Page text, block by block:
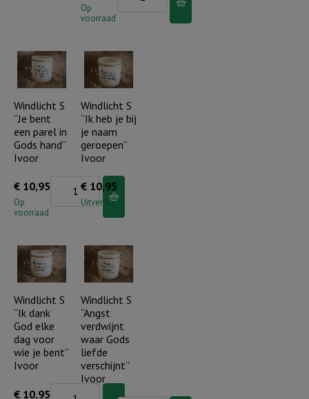
Op
voorraad
Heer
in
je
hart
wonen"
aantal
Windlicht S
“Je bent
een parel in
Gods hand”
Ivoor
€ 10,95
Op
voorraad
Windlicht
een
parel
in
Gods
hand"
Ivoor
Windlicht S
“Ik heb je bij
je naam
geroepen”
Ivoor
€ 10,95
Uitverkocht
Windlicht S
“Ik dank
God elke
dag voor
wie je bent”
Ivoor
€ 10,95 Windlicht
Windlicht S
“Angst
verdwijnt
waar Gods
liefde
verschijnt”
Ivoor